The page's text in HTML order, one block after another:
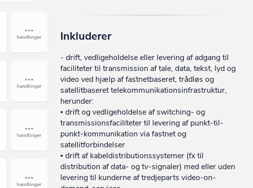
Inkluderer
- drift, vedligeholdelse eller levering af adgang til
faciliteter til transmission af tale, data, tekst, lyd og
video ved hjælp af fastnetbaseret, trådløs og
satellitbaseret telekommunikationsinfrastruktur,
herunder:
• drift og vedligeholdelse af switching- og
transmissionsfaciliteter til levering af punkt-til-
punkt-kommunikation via fastnet og
satellitforbindelser
• drift af kabeldistributionssystemer (fx til
distribution af data- og tv-signaler) med eller uden
levering til kunderne af tredjeparts video-on-